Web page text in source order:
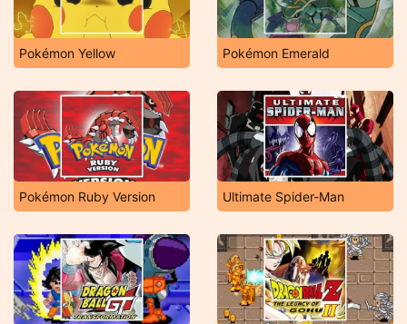
Pokémon Yellow Pokémon Emerald
Pokémon Ruby Version Ultimate Spider-Man